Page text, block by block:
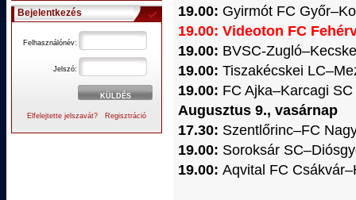
Bejelentkezés
Felhasználónév:
Jelszó:
Elfelejtette jelszavát? Regisztráció
19.00: Gyirmót FC
19.00: Videoton FC
19.00: BVSC-
19.00: Tiszakécskei
19.00: FC Ajka–Karcagi SC
Augusztus 9., vasárnap
17.30: Szentlőrinc–FC
19.00: Soroksár
19.00: Aqvital FC